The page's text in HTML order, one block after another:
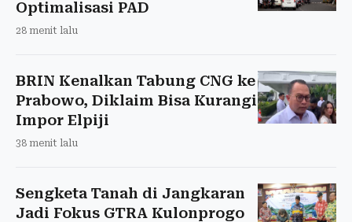
Optimalisasi PAD
28 menit lalu
BRIN Kenalkan Tabung CNG ke
Prabowo, Diklaim Bisa Kurangi
Impor Elpiji
38 menit lalu
Sengketa Tanah di Jangkaran
Jadi Fokus GTRA Kulonprogo